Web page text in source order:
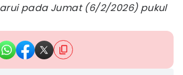
pada Jumat (6/2/2026) pukul